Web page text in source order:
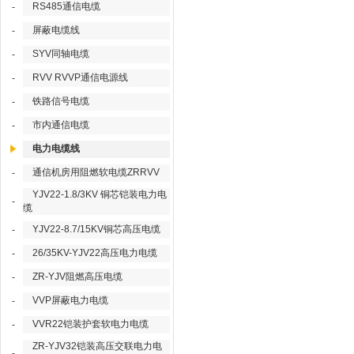
- RS485通信电缆
- 屏蔽电缆线
- SYV同轴电缆
- RVV RVVP通信电源线
- 铁路信号电缆
- 市内通信电缆
电力电缆线
- 通信机房用阻燃软电缆ZRRVV
-
YJV22-1.8/3KV 铜芯铠装电力电
缆
-
YJV22-8.7/15KV铜芯高压电缆
- 26/35KV-YJV22高压电力电缆
- ZR-YJV阻燃高压电缆
- VVP屏蔽电力电缆
- VVR22铠装护套软电力电缆
ZR-YJV32铠装高压交联电力电